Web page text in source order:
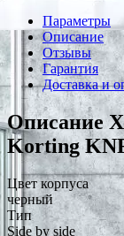
Параметры
Описание
Отзывы
Гарантия
Доставка и
Описание
Korting
Цвет корпуса
черный
Тип
Side by side